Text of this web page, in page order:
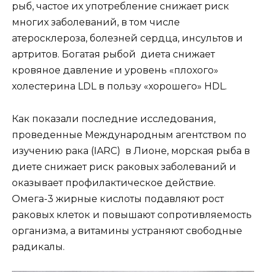
рыб, частое их употребление снижает риск
многих заболеваний, в том числе
атеросклероза, болезней сердца, инсультов и
артритов. Богатая рыбой диета снижает
кровяное давление и уровень «плохого»
холестерина LDL в пользу «хорошего» HDL.
Как показали последние исследования,
проведенные Международным агентством по
изучению рака (IARC) в Лионе, морская рыба в
диете снижает риск раковых заболеваний и
оказывает профилактическое действие.
Омега-3 жирные кислоты подавляют рост
раковых клеток и повышают сопротивляемость
организма, а витамины устраняют свободные
радикалы.